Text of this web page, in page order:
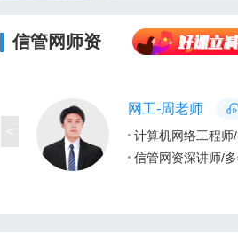
信管网师资
网工-周老师
计算机网络工程师
信管网资深讲师/
<